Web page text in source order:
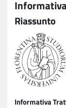
Riassunto
Informativa